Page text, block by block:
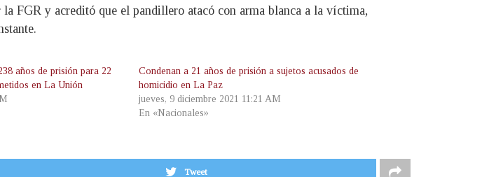
FGR y acreditó que el pandillero atacó con arma blanca a la víctima,
años de prisión para 22
en La Unión
Condenan a 21 años de prisión a sujetos acusados de
homicidio en La Paz
jueves, 9 diciembre 2021 11:21 AM
En «Nacionales»
Tweet